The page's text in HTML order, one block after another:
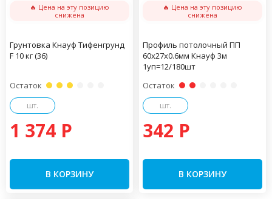
🔥 Цена на эту позицию
снижена
Грунтовка Кнауф Тифенгрунд
F 10 кг (36)
Остаток
шт.
1 374 P
В КОРЗИНУ
🔥 Цена на эту позицию
снижена
Профиль потолочный ПП
60х27х0.6мм Кнауф 3м
1уп=12/180шт
Остаток
шт.
342 P
В КОРЗИНУ